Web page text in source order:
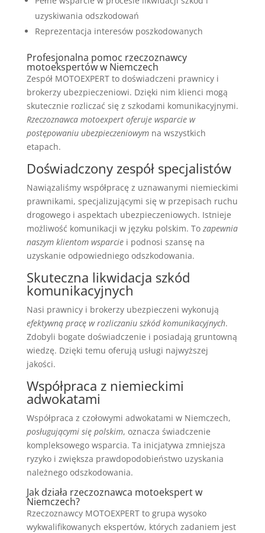
uzyskiwania odszkodowań
Reprezentacja interesów poszkodowanych
Profesjonalna pomoc rzeczoznawcy
motoekspertów w Niemczech
Zespół MOTOEXPERT to doświadczeni prawnicy i
brokerzy ubezpieczeniowi. Dzięki nim klienci mogą
skutecznie rozliczać się z szkodami komunikacyjnymi.
Rzeczoznawca motoexpert oferuje wsparcie w
postępowaniu ubezpieczeniowymna wszystkich
etapach.
Doświadczony zespół specjalistów
Nawiązaliśmy współpracę z uznawanymi niemieckimi
prawnikami, specjalizującymi się w przepisach ruchu
drogowego i aspektach ubezpieczeniowych. Istnieje
możliwość komunikacji w języku polskim. To zapewnia
naszym klientom wsparciei podnosi szansę na
uzyskanie odpowiedniego odszkodowania.
Skuteczna likwidacja szkód
komunikacyjnych
Nasi prawnicy i brokerzy ubezpieczeni wykonują
efektywną pracę w rozliczaniu szkód komunikacyjnych.
Zdobyli bogate doświadczenie i posiadają gruntowną
wiedzę. Dzięki temu oferują usługi najwyższej
jakości.
Współpraca z niemieckimi
adwokatami
Współpraca z czołowymi adwokatami w Niemczech,
posługującymi się polskim, oznacza świadczenie
kompleksowego wsparcia. Ta inicjatywa zmniejsza
ryzyko i zwiększa prawdopodobieństwo uzyskania
należnego odszkodowania.
Jak działa rzeczoznawca motoekspert w
Niemczech?
Rzeczoznawcy MOTOEXPERT to grupa wysoko
wykwalifikowanych ekspertów, których zadaniem jest